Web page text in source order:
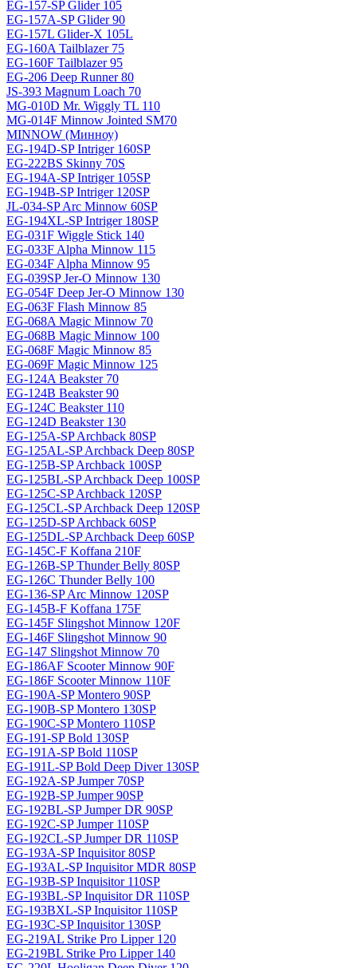
EG-157-SP Glider 105
EG-157A-SP Glider 90
EG-157L Glider-X 105L
EG-160A Tailblazer 75
EG-160F Tailblazer 95
EG-206 Deep Runner 80
JS-393 Magnum Loach 70
MG-010D Mr. Wiggly TL 110
MG-014F Minnow Jointed SM70
MINNOW (Минноу)
EG-194D-SP Intriger 160SP
EG-222BS Skinny 70S
EG-194A-SP Intriger 105SP
EG-194B-SP Intriger 120SP
JL-034-SP Arc Minnow 60SP
EG-194XL-SP Intriger 180SP
EG-031F Wiggle Stick 140
EG-033F Alpha Minnow 115
EG-034F Alpha Minnow 95
EG-039SP Jer-O Minnow 130
EG-054F Deep Jer-O Minnow 130
EG-063F Flash Minnow 85
EG-068A Magic Minnow 70
EG-068B Magic Minnow 100
EG-068F Magic Minnow 85
EG-069F Magiс Minnow 125
EG-124A Beakster 70
EG-124B Beakster 90
EG-124C Beakster 110
EG-124D Beakster 130
EG-125A-SP Archback 80SP
EG-125AL-SP Archback Deep 80SP
EG-125B-SP Archback 100SP
EG-125BL-SP Archback Deep 100SP
EG-125C-SP Archback 120SP
EG-125CL-SP Archback Deep 120SP
EG-125D-SP Archback 60SP
EG-125DL-SP Archback Deep 60SP
EG-145C-F Koffana 210F
EG-126B-SP Thunder Belly 80SP
EG-126C Thunder Belly 100
EG-136-SP Arc Minnow 120SP
EG-145B-F Koffana 175F
EG-145F Slingshot Minnow 120F
EG-146F Slingshot Minnow 90
EG-147 Slingshot Minnow 70
EG-186AF Scooter Minnow 90F
EG-186F Scooter Minnow 110F
EG-190A-SP Montero 90SP
EG-190B-SP Montero 130SP
EG-190C-SP Montero 110SP
EG-191-SP Bold 130SP
EG-191A-SP Bold 110SP
EG-191L-SP Bold Deep Diver 130SP
EG-192A-SP Jumper 70SP
EG-192B-SP Jumper 90SP
EG-192BL-SP Jumper DR 90SP
EG-192C-SP Jumper 110SP
EG-192CL-SP Jumper DR 110SP
EG-193A-SP Inquisitor 80SP
EG-193AL-SP Inquisitor MDR 80SP
EG-193B-SP Inquisitor 110SP
EG-193BL-SP Inquisitor DR 110SP
EG-193BXL-SP Inquisitor 110SP
EG-193C-SP Inquisitor 130SP
EG-219AL Strike Pro Lipper 120
EG-219BL Strike Pro Lipper 140